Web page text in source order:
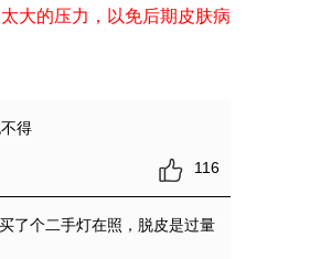
大的压力，以免后期皮肤病
得
116
了个二手灯在照，脱皮是过量